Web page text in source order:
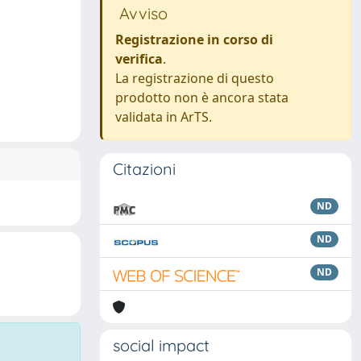
Avviso
Registrazione in corso di
verifica.
La registrazione di questo
prodotto non è ancora stata
validata in ArTS.
Citazioni
ND
ND
ND
social impact